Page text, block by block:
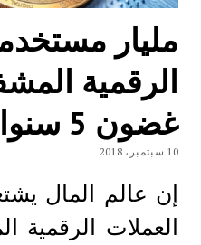
مليار
الرقمية
غضون 5 سنوات
10 سبتمبر، 2018
إن عالم المال
العملات الرقمية